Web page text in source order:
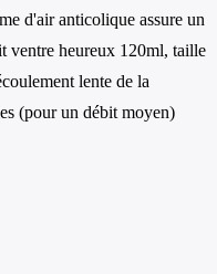
d'air anticolique assure un
ventre heureux 120ml, taille
lente de la
(pour un débit moyen)